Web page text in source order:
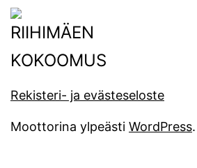
Rekisteri- ja evästeseloste
Moottorina ylpeästi WordPress.